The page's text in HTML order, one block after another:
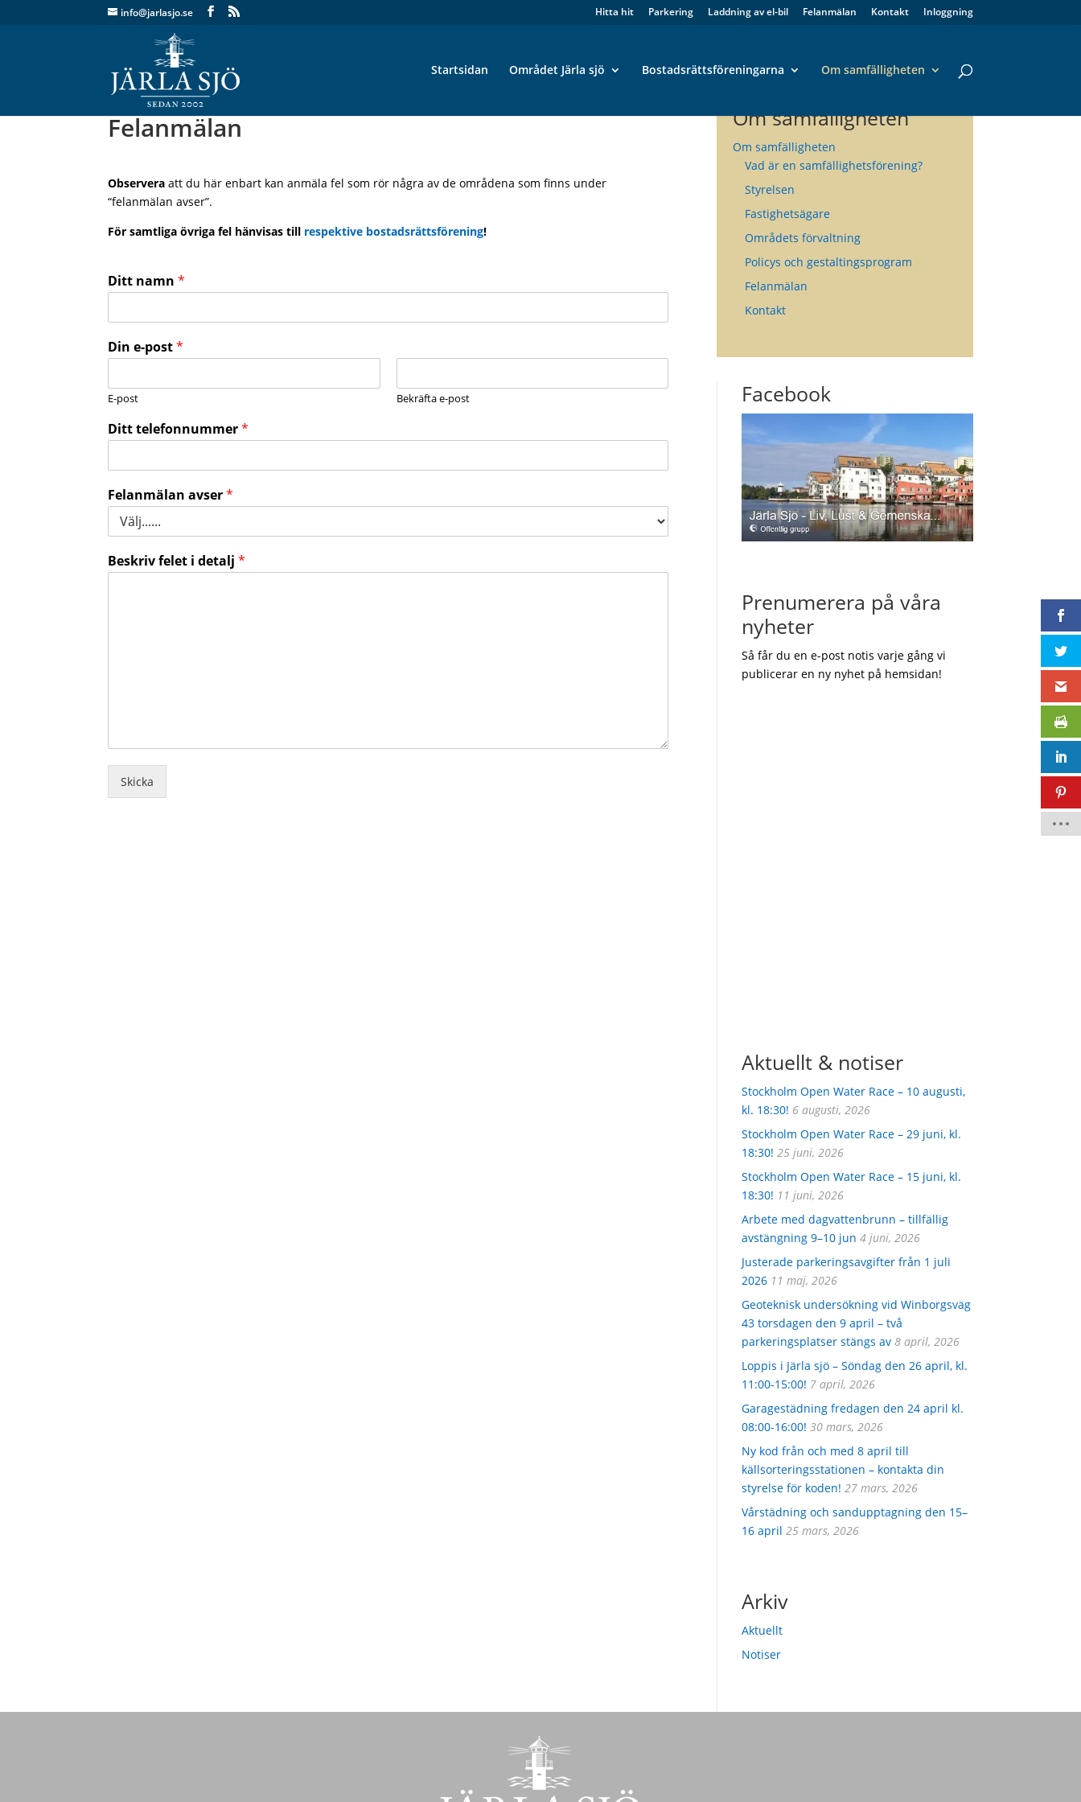
info@jarlasjo.se Hitta hit Parkering Laddning av el-bil Felanmälan Kontakt Inloggning
Startsidan Området Järla sjö Bostadsrättsföreningarna Om samfälligheten
Felanmälan
Observera att du här enbart kan anmäla fel som rör några av de områdena som finns under
“felanmälan avser”.
För samtliga övriga fel hänvisas till respektive bostadsrättsförening!
Ditt namn*
Din e-post*
E-post Bekräfta e-post
Ditt telefonnummer*
Felanmälan avser*
Beskriv felet i detalj*
Skicka
Om samfälligheten
Om samfälligheten
Vad är en samfällighetsförening?
Styrelsen
Fastighetsägare
Områdets förvaltning
Policys och gestaltingsprogram
Felanmälan
Kontakt
Facebook
Prenumerera på våra
nyheter
Så får du en e-post notis varje gång vi
publicerar en ny nyhet på hemsidan!
Aktuellt & notiser
Stockholm Open Water Race – 10 augusti,
kl. 18:30! 6 augusti, 2026
Stockholm Open Water Race – 29 juni, kl.
18:30! 25 juni, 2026
Stockholm Open Water Race – 15 juni, kl.
18:30! 11 juni, 2026
Arbete med dagvattenbrunn – tillfällig
avstängning 9–10 jun 4 juni, 2026
Justerade parkeringsavgifter från 1 juli
2026 11 maj, 2026
Geoteknisk undersökning vid Winborgsväg
43 torsdagen den 9 april – två
parkeringsplatser stängs av 8 april, 2026
Loppis i Järla sjö – Söndag den 26 april, kl.
11:00-15:00! 7 april, 2026
Garagestädning fredagen den 24 april kl.
08:00-16:00! 30 mars, 2026
Ny kod från och med 8 april till
källsorteringsstationen – kontakta din
styrelse för koden! 27 mars, 2026
Vårstädning och sandupptagning den 15–
16 april 25 mars, 2026
Arkiv
Aktuellt
Notiser